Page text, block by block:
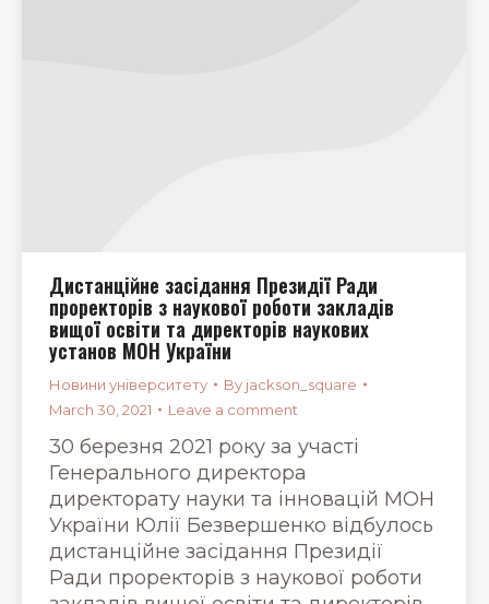
Дистанційне засідання Президії Ради
проректорів з наукової роботи закладів
вищої освіти та директорів наукових
установ МОН України
Новини університету By jackson_square
March 30, 2021
Leave a comment
30 березня 2021 року за участі
Генерального директора
директорату науки та інновацій МОН
України Юлії Безвершенко відбулось
дистанційне засідання Президії
Ради проректорів з наукової роботи